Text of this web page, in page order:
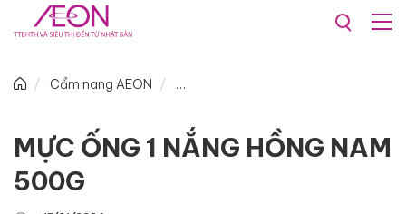
Cẩm nang AEON
MỰC ỐNG 1 NẮNG HỒNG NAM
500G